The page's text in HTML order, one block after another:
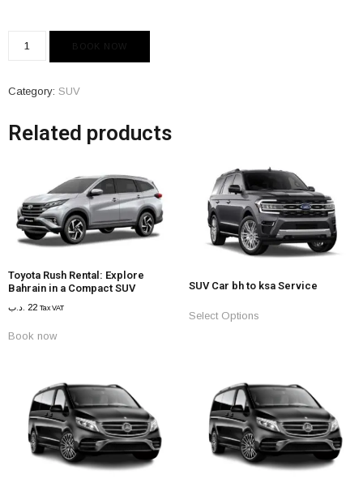
BOOK NOW
Category: SUV
Related products
Toyota Rush Rental: Explore
Bahrain in a Compact SUV
22 .د.ب Tax VAT
Book now
SUV Car bh to ksa Service
Select Options